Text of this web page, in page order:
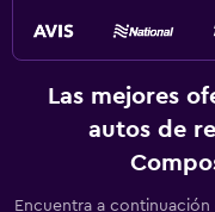
Las mejores
autos de
Encuentra a